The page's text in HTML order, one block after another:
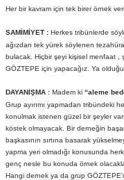
Her bir kavram için tek birer örnek
SAMİMİYET : Herkes tribünlerde
ağızdan tek yürek söylenen
bulacak. Hiçbir şeyi kişisel menfaat
GÖZTEPE için yapacağız. Ya
DAYANIŞMA : Madem ki “aleme
Grup ayırımı yapmadan tribündeki
konulmak istenen güzel bir şeyler
köstek olmayacak. Bir derneğin
başkasının sırtına basarak
yapma yeri olmadığı konusunda
genç nesle bu konuda örnek
Hangi dernek ya da grup